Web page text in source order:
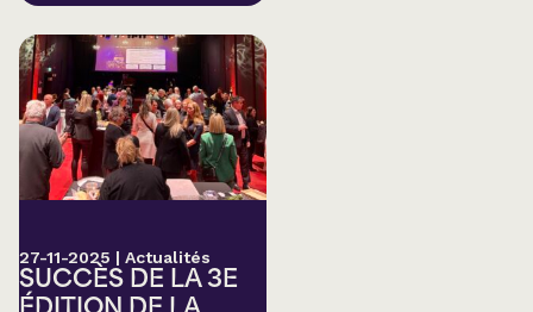
27-11-2025 | Actualités
SUCCÈS DE LA 3E